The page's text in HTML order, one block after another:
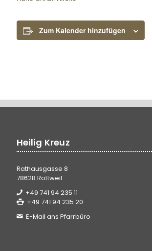
Zum Kalender hinzufügen
Heilig Kreuz
Rathausgasse 8
78628 Rottweil
+49 741 94 235 11
+49 741 94 235 20
E-Mail ans Pfarrbüro